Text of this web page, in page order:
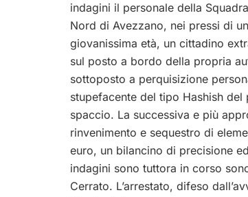
indagini il personale della
Nord di Avezzano, nei pressi di
giovanissima età, un cittadino
sul posto a bordo della propria
sottoposto a perquisizione
stupefacente del tipo Hashish
spaccio. La successiva e più
rinvenimento e sequestro di
euro, un bilancino di precisione
indagini sono tuttora in corso
Cerrato. L’arrestato, difeso